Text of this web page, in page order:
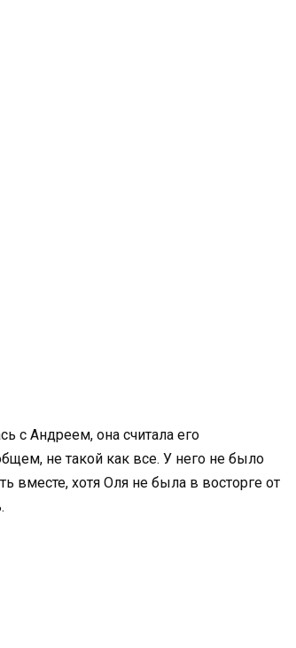
с Андреем, она считала его
не такой как все. У него не было
вместе, хотя Оля не была в восторге от